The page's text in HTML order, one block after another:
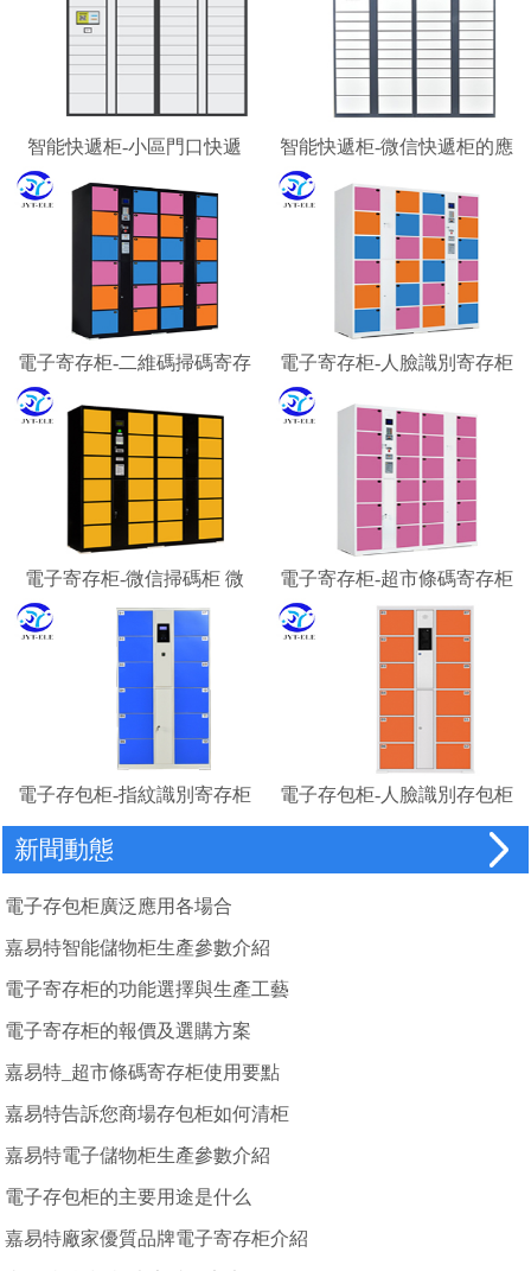
智能快遞柜-小區門口快遞
柜-校園快遞柜
智能快遞柜-微信快遞柜的應
用場景
電子寄存柜-二維碼掃碼寄存
電子寄存柜-人臉識別寄存柜
智能寄存柜廠家
電子寄存柜-微信掃碼柜 微
信聯網寄存柜 微信收費柜
嘉易特電子科技
電子寄存柜-超市條碼寄存柜
景區游客行李寄存柜
電子存包柜-指紋識別寄存柜
廠家
電子存包柜-人臉識別存包柜
新聞動態
電子存包柜廣泛應用各場合
嘉易特智能儲物柜生產參數介紹
電子寄存柜的功能選擇與生產工藝
電子寄存柜的報價及選購方案
嘉易特_超市條碼寄存柜使用要點
嘉易特告訴您商場存包柜如何清柜
嘉易特電子儲物柜生產參數介紹
電子存包柜的主要用途是什么
嘉易特廠家優質品牌電子寄存柜介紹